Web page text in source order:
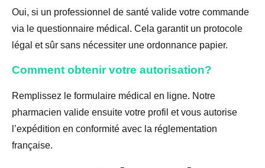
Oui, si un professionnel de santé valide votre commande
via le questionnaire médical. Cela garantit un protocole
légal et sûr sans nécessiter une ordonnance papier.
Comment obtenir votre autorisation?
Remplissez le formulaire médical en ligne. Notre
pharmacien valide ensuite votre profil et vous autorise
l’expédition en conformité avec la réglementation
française.